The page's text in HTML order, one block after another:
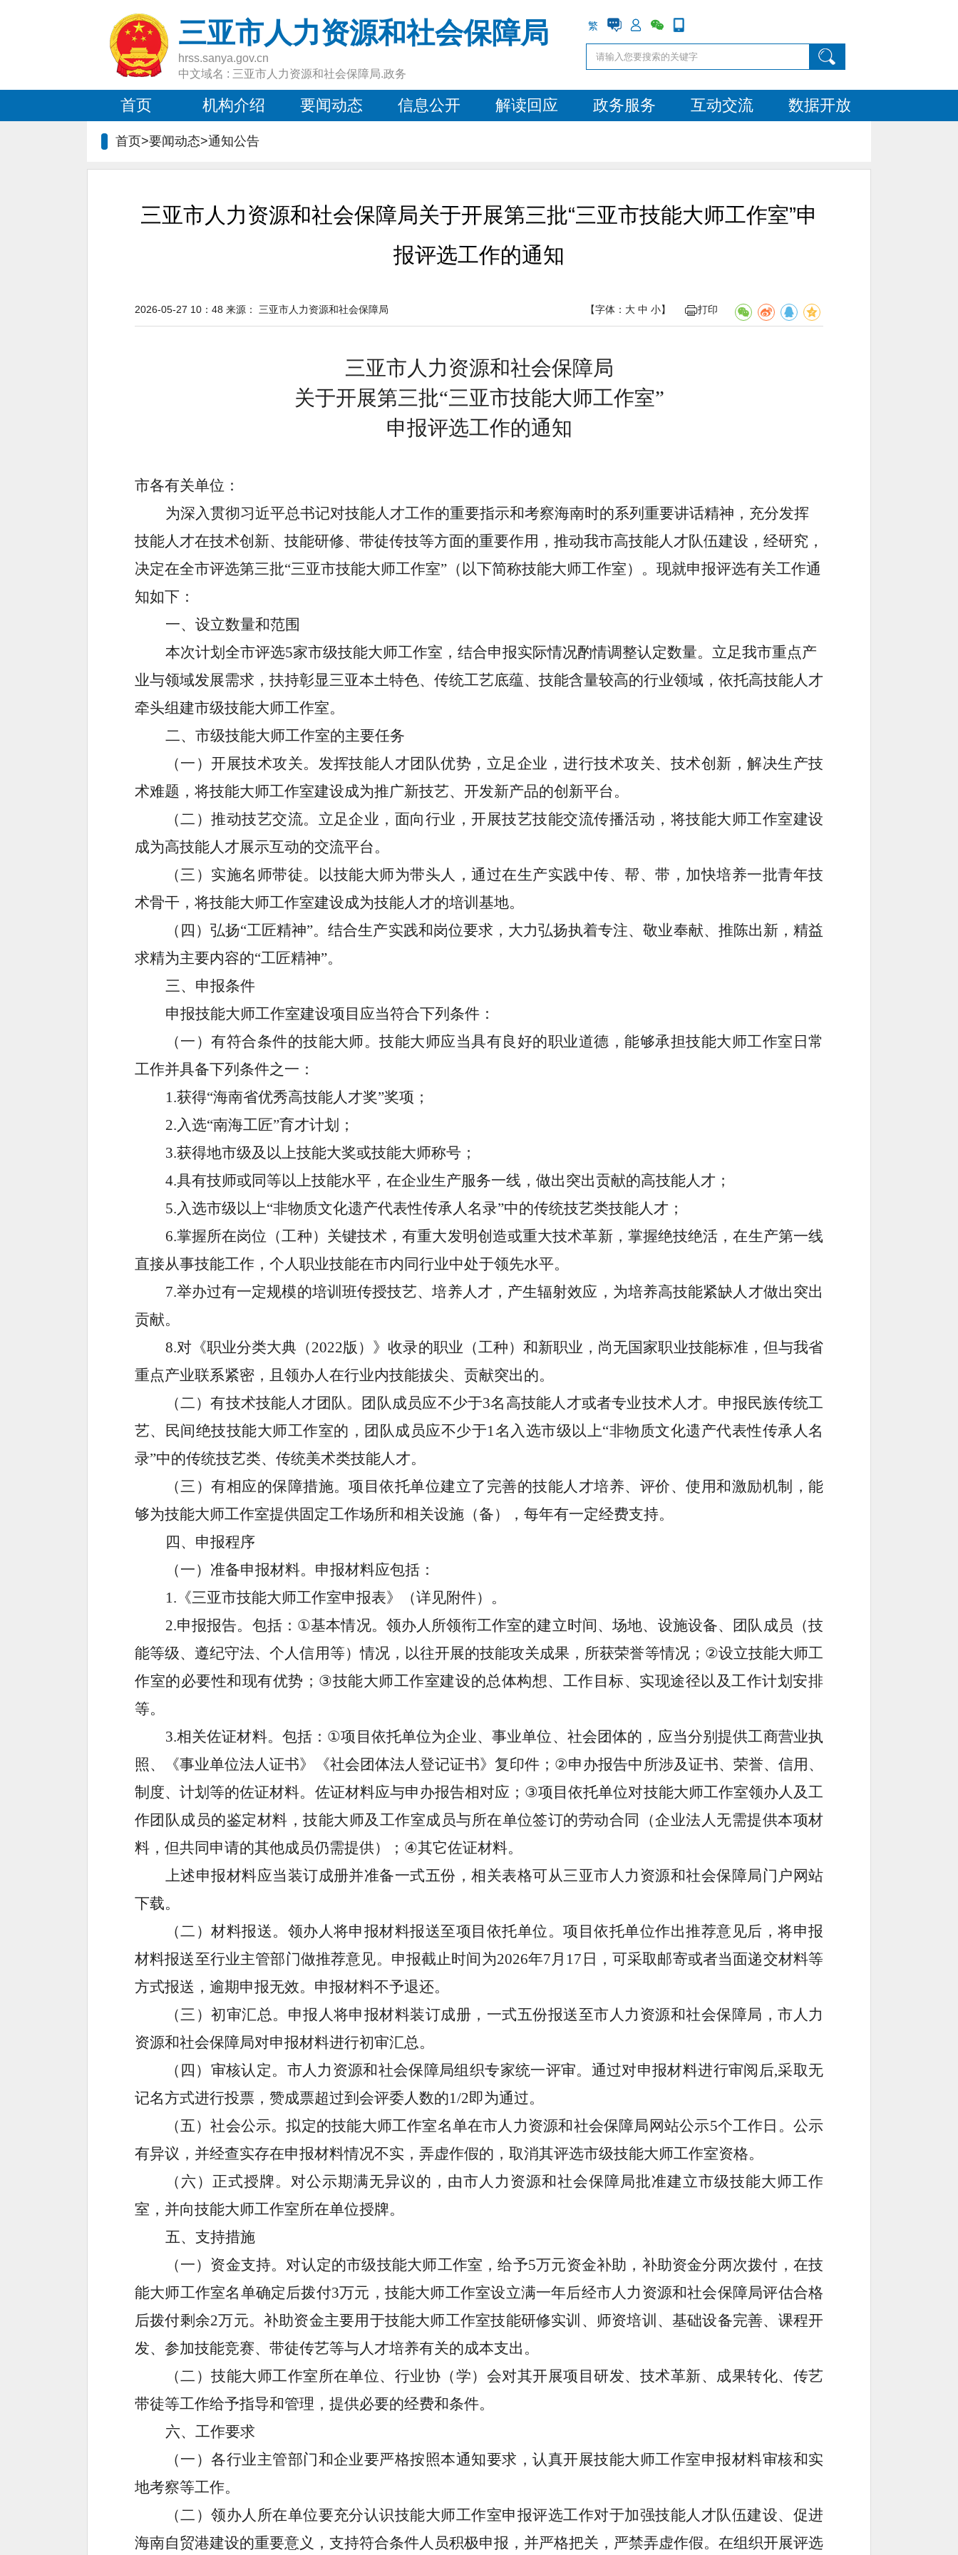
三亚市人力资源和社会保障局
hrss.sanya.gov.cn
中文域名 : 三亚市人力资源和社会保障局.政务
繁
首页 机构介绍 要闻动态 信息公开 解读回应 政务服务 互动交流 数据开放
首页>要闻动态>通知公告
三亚市人力资源和社会保障局关于开展第三批“三亚市技能大师工作室”申
报评选工作的通知
【字体： 大 中 小】 打印
2026-05-27 10：48 来源： 三亚市人力资源和社会保障局
三亚市人力资源和社会保障局
关于开展第三批“三亚市技能大师工作室”
申报评选工作的通知
市各有关单位：
为深入贯彻习近平总书记对技能人才工作的重要指示和考察海南时的系列重要讲话精神，充分发挥
技能人才在技术创新、技能研修、带徒传技等方面的重要作用，推动我市高技能人才队伍建设，经研究，
决定在全市评选第三批“三亚市技能大师工作室”（以下简称技能大师工作室）。现就申报评选有关工作通
知如下：
一、 设立数量和范围
本次计划全市评选5家市级技能大师工作室，结合申报实际情况酌情调整认定数量。立足我市重点产
业与领域发展需求，扶持彰显三亚本土特色、传统工艺底蕴、技能含量较高的行业领域，依托高技能人才
牵头组建市级技能大师工作室。
二、 市级技能大师工作室的主要任务
（一）开展技术攻关。 发挥技能人才团队优势，立足企业，进行技术攻关、技术创新，解决生产技
术难题， 将技能大师工作室建设成为推广新技艺、开发新产品的创新平台。
（二）推动技艺交流。 立足企业，面向行业，开展技艺技能交流传播活动， 将技能大师工作室建设
成为高技能人才展示互动的交流平台。
（三） 实施名师带徒。 以技能大师为带头人，通过在生产实践中传、帮、带，加快培养一批青年技
术骨干 ， 将技能大师工作室建设成为技能人才的培训基地。
（四）弘扬“工匠精神”。结合生产实践和岗位要求，大力弘扬执着专注、敬业奉献、推陈出新，精益
求精为主要内容的“工匠精神”。
三、 申报条件
申报技能大师工作室建设项目应当符合下列条件：
（一）有符合条件的技能大师。技能大师应当具有良好的职业道德，能够承担技能大师工作室日常
工作并具备下列条件之一：
1.获得“海南省优秀高技能人才奖”奖项；
2.入选“南海工匠”育才计划；
3.获得地市级及以上技能大奖或技能大师称号；
4.具有技师或同等以上技能水平，在企业生产服务一线，做出突出贡献的高技能人才；
5.入选市级以上“非物质文化遗产代表性传承人名录”中的传统技艺类技能人才；
6.掌握所在岗位（工种）关键技术，有重大发明创造或重大技术革新，掌握绝技绝活，在生产第一线
直接从事技能工作，个人职业技能在市内同行业中处于领先水平。
7.举办过有一定规模的培训班传授技艺、培养人才，产生辐射效应，为培养高技能紧缺人才做出突出
贡献。
8.对《职业分类大典（2022版）》收录的职业（工种）和新职业，尚无国家职业技能标准，但与我省
重点产业联系紧密，且领办人在行业内技能拔尖、贡献突出的。
（二）有技术技能人才团队。
团队成员应不少于3名高技能人才或者专业技术人才。申报民族传统工
艺、民间绝技技能大师工作室的，团队成员应不少于1名入选市级以上“非物质文化遗产代表性传承人名
录”中的传统技艺类、传统美术类技能人才。
（三）有相应的保障措施。项目依托单位建立了完善的技能人才培养、评价、使用和激励机制，能
够为技能大师工作室提供固定工作场所和相关设施（备），每年有一定经费支持。
四、 申报程序
（一）准备申报材料。 申报材料应包括：
1.《三亚市技能大师工作室申报表》 （详见附件）。
2.申报报告。包括： ①基本情况。领办人所领衔工作室的建立时间、场地、设施设备、团队成员（技
能等级、遵纪守法、个人信用等）情况，以往开展的技能攻关成果，所获荣誉等情况； ②设立技能大师工
作室的必要性和现有优势； ③技能大师工作室建设的总体构想、工作目标、实现途径以及工作计划安排
等。
3.相关佐证材料。包括： ①项目依托单位为企业、事业单位、社会团体的，应当分别提供工商营业执
照、《事业单位法人证书》《社会团体法人登记证书》复印件； ②申办报告中所涉及证书、荣誉、信用、
制度、计划等的佐证材料。佐证材料应与申办报告相对应； ③项目依托单位对技能大师工作室领办人及工
作团队成员的鉴定材料，技能大师及工作室成员与所在单位签订的劳动合同
（企业法人无需提供本项材
料，但共同申请的其他成员仍需提供）
； ④其它佐证材料。
上述申报材料应当装订成册并准备一式五份，相关表格可从三亚市人力资源和社会保障局门户网站
下载。
（二）材料报送。 领办人将申报材料报送至项目依托单位。项目依托单位作出推荐意见后，将申报
材料报送至行业主管部门做推荐意见。申报截止时间为2026年7月 17 日，可采取邮寄或者当面递交材料等
方式报送，逾期申报无效。申报材料不予退还。
（三 ）初审汇总。 申报 人将申报材料装订成册，一式五份报送至市人力资源和社会保障局 ，市人力
资源和社会保障局对申报材料进行初审汇总。
（ 四 ）审核认定。 市人力资源和社会保障局组织专家统一评审。 通过对申报材料进行审阅后,采取无
记名方式进行投票 ， 赞成票超过到会评委人数的1/2即为通过。
（五）社会公示。拟定的技能大师工作室名单在市人力资源和社会保障局 网站公示5个工作日。公示
有异议，并经查实存在申报材料情况不实，弄虚作假的，取消其评选市级技能大师工作室资格。
（ 六） 正式授牌。 对公示期满无异议的，由市人力资源和社会保障局批准建立市级技能大师工作
室 ，并向技能大师工作室所在单位授牌。
五、支持措施
（一）资金支持。对认定的市级技能大师工作室，给予5万元资金补助，补助资金分两次拨付，在技
能大师工作室名单确定后拨付3万元，技能大师工作室设立满一年后经市人力资源和社会保障局评估合格
后拨付剩余2万元。补助资金主要用于技能大师工作室技能研修实训、师资培训、基础设备完善、课程开
发、参加技能竞赛、带徒传艺等与人才培养有关的成本支出。
（二）技能大师工作室所在单位、行业协（学）会对其开展项目研发、技术革新、成果转化、传艺
带徒等工作给予指导和管理，提供必要的经费和条件。
六、工作要求
（一）各行业主管部门和企业要严格按照本通知要求，认真开展技能大师工作室申报材料审核和实
地考察等工作。
（二）领办人所在单位要充分认识技能大师工作室申报评选工作对于加强技能人才队伍建设、促进
海南自贸港建设的重要意义，支持符合条件人员积极申报，并严格把关，严禁弄虚作假。在组织开展评选